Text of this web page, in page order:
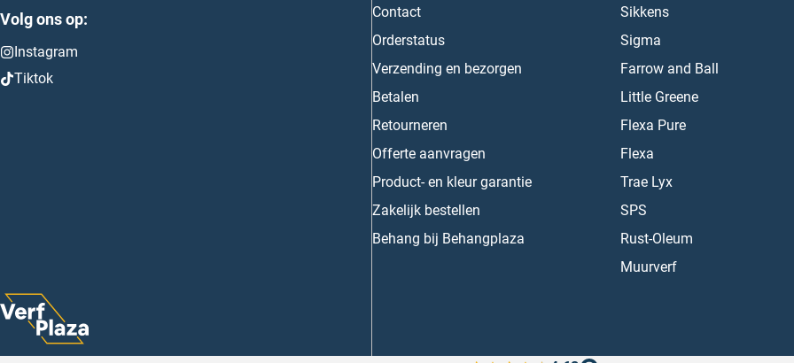
Volg ons op:
Instagram
Tiktok
Contact
Orderstatus
Verzending en bezorgen
Betalen
Retourneren
Offerte aanvragen
Product- en kleur garantie
Zakelijk bestellen
Behang bij Behangplaza
Sikkens
Sigma
Farrow and Ball
Little Greene
Flexa Pure
Flexa
Trae Lyx
SPS
Rust-Oleum
Muurverf